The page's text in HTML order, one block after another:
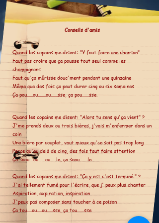
Conseils d'amis
Quand les copains me disent: "Y faut faire une chanson"
Faut pas croire que ça pousse tout seul comme les
champignons
Faut qu'ça mûrisse douc'ment pendant une quinzaine
Même que des fois ça peut durer cinq ou six semaines
Ça pou......ou........ou.......sse, ça pou.......sse.
Quand les copains me disent: "Alors tu sens qu'ça vient" ?
J'me prends deux ou trois bières, j'vais m'enfermer dans un
coin
Une bière par couplet, vaut mieux qu'ce soit pas trop long
Parce qu'au delà de cinq, des fois faut faire attention
Ça saou....ou.......ou......le, ça saou........le
Quand les copains me disent: "Ça y est c'est terminé " ?
J'ai tellement fumé pour l'écrire, que j' peux plus chanter
Aspiration, expiration, inspiration
J'peux pas composer sans toucher à ce poison
Ça tou.....ou.....ou......sse, ça tou.......sse